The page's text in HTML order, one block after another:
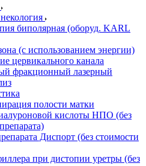
биполярная (оборуд. KARL
(с использованием энергии)
цервикального канала
фракционный лазерный
полости матки
кислоты НПО (без
Диспорт (без стоимости
при дистопии уретры (без